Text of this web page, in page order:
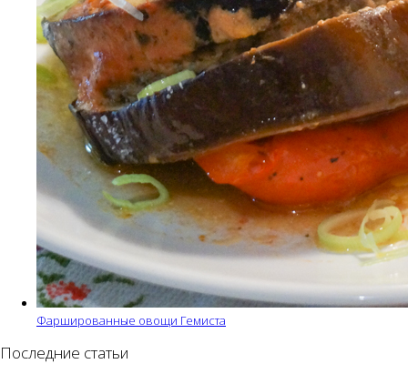
Фаршированные овощи Гемиста
Последние статьи